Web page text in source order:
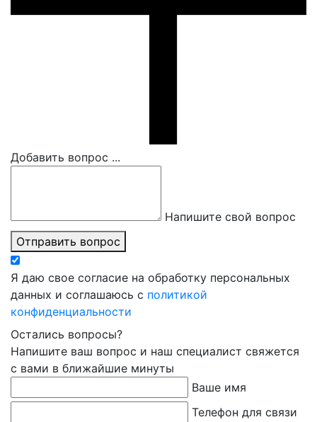
Добавить вопрос ...
Напишите свой вопрос
Отправить вопрос
Я даю свое согласие на обработку персональных
данных и соглашаюсь с политикой
конфиденциальности
Остались вопросы?
Напишите ваш вопрос и наш специалист свяжется
с вами в ближайшие минуты
Ваше имя
Телефон для связи